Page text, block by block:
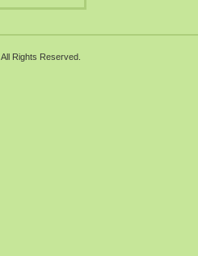
. All Rights Reserved.